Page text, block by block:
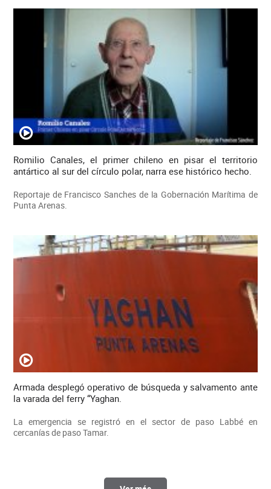
Romilio Canales, el primer chileno en pisar el territorio
antártico al sur del círculo polar, narra ese histórico hecho.
Reportaje de Francisco Sanches de la Gobernación Marítima de
Punta Arenas.
Armada desplegó operativo de búsqueda y salvamento ante
la varada del ferry “Yaghan.
La emergencia se registró en el sector de paso Labbé en
cercanías de paso Tamar.